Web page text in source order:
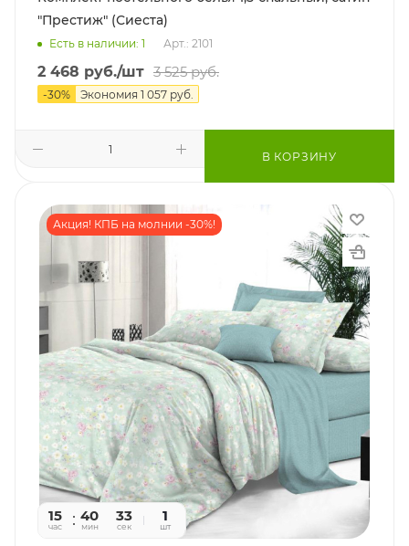
"Престиж" (Сиеста)
Есть в наличии: 1 Арт.: 2101
2 468 руб./шт 3 525руб.
-30% Экономия 1 057 руб.
В КОРЗИНУ
Акция! КПБ на молнии -30%!
15
час
40
мин
31
сек
1
шт